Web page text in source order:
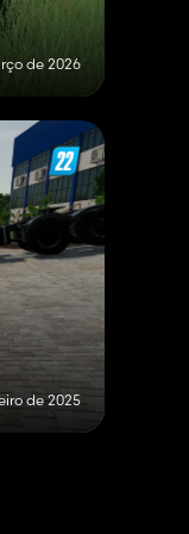
de 2026
de 2025